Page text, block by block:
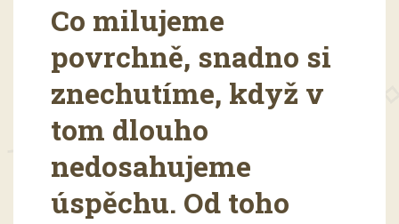
Co milujeme
povrchně, snadno si
znechutíme, když v
tom dlouho
nedosahujeme
úspěchu. Od toho